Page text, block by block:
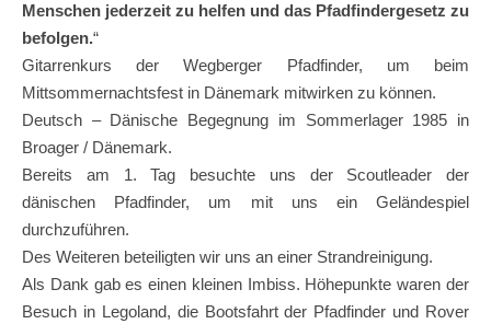
Menschen jederzeit zu helfen und das Pfadfindergesetz zu
befolgen.“
Gitarrenkurs der Wegberger Pfadfinder, um beim
Mittsommernachtsfest in Dänemark mitwirken zu können.
Deutsch – Dänische Begegnung im Sommerlager 1985 in
Broager / Dänemark.
Bereits am 1. Tag besuchte uns der Scoutleader der
dänischen Pfadfinder, um mit uns ein Geländespiel
durchzuführen.
Des Weiteren beteiligten wir uns an einer Strandreinigung.
Als Dank gab es einen kleinen Imbiss. Höhepunkte waren der
Besuch in Legoland, die Bootsfahrt der Pfadfinder und Rover